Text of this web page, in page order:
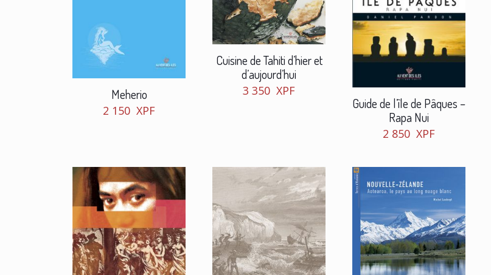
Meherio
2 150 XPF
Cuisine de Tahiti d’hier et
d’aujourd’hui
3 350 XPF
Guide de l’île de Pâques –
Rapa Nui
2 850 XPF